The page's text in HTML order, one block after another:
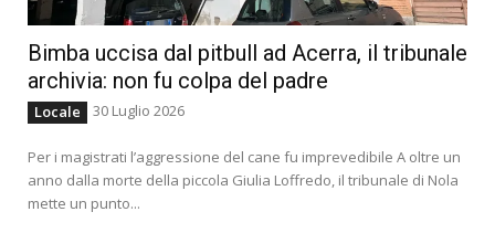
Bimba uccisa dal pitbull ad Acerra, il tribunale
archivia: non fu colpa del padre
Locale 30 Luglio 2026
Per i magistrati l’aggressione del cane fu imprevedibile A oltre un
anno dalla morte della piccola Giulia Loffredo, il tribunale di Nola
mette un punto...